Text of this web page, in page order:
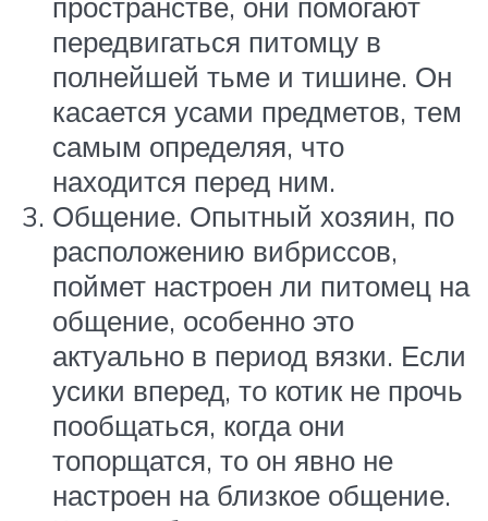
передвигаться питомцу в
полнейшей тьме и тишине. Он
касается усами предметов, тем
самым определяя, что
находится перед ним.
Общение. Опытный хозяин, по
расположению вибриссов,
поймет настроен ли питомец на
общение, особенно это
актуально в период вязки. Если
усики вперед, то котик не прочь
пообщаться, когда они
топорщатся, то он явно не
настроен на близкое общение.